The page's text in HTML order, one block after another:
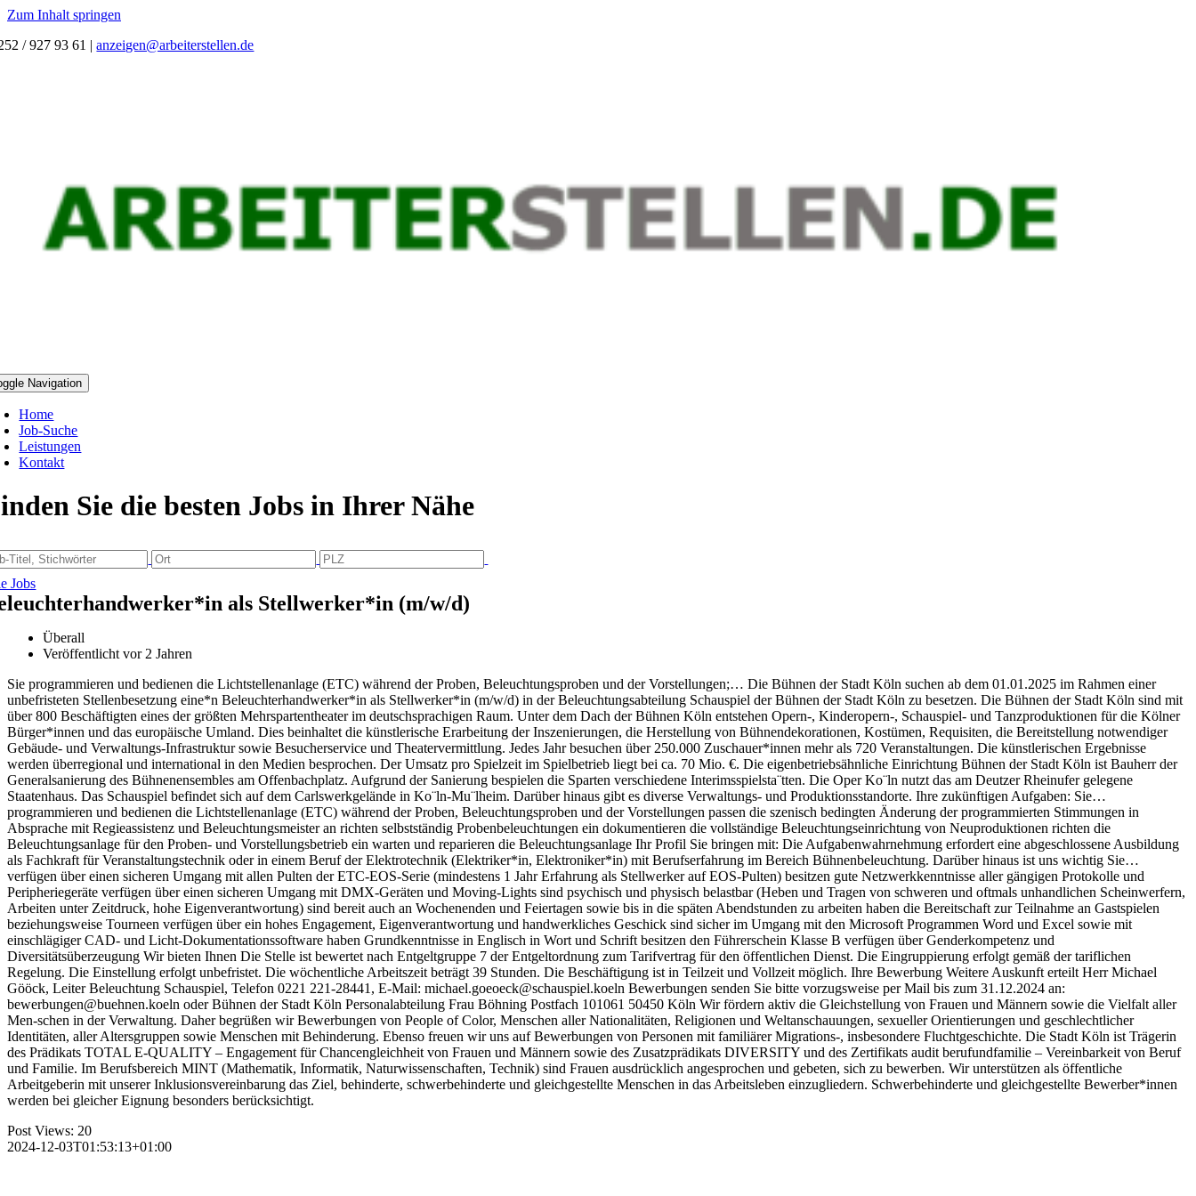
Zum Inhalt springen
/ 927 93 61 |anzeigen@arbeiterstellen.de
Navigation
Home
Job-Suche
Leistungen
Kontakt
Sie die besten Jobs in Ihrer Nähe
Jobs
als Stellwerker*in (m/w/d)
Überall
Veröffentlicht vor 2 Jahren
Sie programmieren und bedienen die Lichtstellenanlage (ETC) während der Proben, Beleuchtungsproben und der Vorstellungen;… Die Bühnen der Stadt Köln suchen ab dem 01.01.2025 im Rahmen einer
unbefristeten Stellenbesetzung eine*n Beleuchterhandwerker*in als Stellwerker*in (m/w/d) in der Beleuchtungsabteilung Schauspiel der Bühnen der Stadt Köln zu besetzen. Die Bühnen der Stadt Köln sind mit
über 800 Beschäftigten eines der größten Mehrspartentheater im deutschsprachigen Raum. Unter dem Dach der Bühnen Köln entstehen Opern-, Kinderopern-, Schauspiel- und Tanzproduktionen für die Kölner
Bürger*innen und das europäische Umland. Dies beinhaltet die künstlerische Erarbeitung der Inszenierungen, die Herstellung von Bühnendekorationen, Kostümen, Requisiten, die Bereitstellung notwendiger
Gebäude- und Verwaltungs-Infrastruktur sowie Besucherservice und Theatervermittlung. Jedes Jahr besuchen über 250.000 Zuschauer*innen mehr als 720 Veranstaltungen. Die künstlerischen Ergebnisse
werden überregional und international in den Medien besprochen. Der Umsatz pro Spielzeit im Spielbetrieb liegt bei ca. 70 Mio. €. Die eigenbetriebsähnliche Einrichtung Bühnen der Stadt Köln ist Bauherr der
Generalsanierung des Bühnenensembles am Offenbachplatz. Aufgrund der Sanierung bespielen die Sparten verschiedene Interimsspielsta¨tten. Die Oper Ko¨ln nutzt das am Deutzer Rheinufer gelegene
Staatenhaus. Das Schauspiel befindet sich auf dem Carlswerkgelände in Ko¨ln-Mu¨lheim. Darüber hinaus gibt es diverse Verwaltungs- und Produktionsstandorte. Ihre zukünftigen Aufgaben: Sie…
programmieren und bedienen die Lichtstellenanlage (ETC) während der Proben, Beleuchtungsproben und der Vorstellungen passen die szenisch bedingten Änderung der programmierten Stimmungen in
Absprache mit Regieassistenz und Beleuchtungsmeister an richten selbstständig Probenbeleuchtungen ein dokumentieren die vollständige Beleuchtungseinrichtung von Neuproduktionen richten die
Beleuchtungsanlage für den Proben- und Vorstellungsbetrieb ein warten und reparieren die Beleuchtungsanlage Ihr Profil Sie bringen mit: Die Aufgabenwahrnehmung erfordert eine abgeschlossene Ausbildung
als Fachkraft für Veranstaltungstechnik oder in einem Beruf der Elektrotechnik (Elektriker*in, Elektroniker*in) mit Berufserfahrung im Bereich Bühnenbeleuchtung. Darüber hinaus ist uns wichtig Sie…
verfügen über einen sicheren Umgang mit allen Pulten der ETC-EOS-Serie (mindestens 1 Jahr Erfahrung als Stellwerker auf EOS-Pulten) besitzen gute Netzwerkkenntnisse aller gängigen Protokolle und
Peripheriegeräte verfügen über einen sicheren Umgang mit DMX-Geräten und Moving-Lights sind psychisch und physisch belastbar (Heben und Tragen von schweren und oftmals unhandlichen Scheinwerfern,
Arbeiten unter Zeitdruck, hohe Eigenverantwortung) sind bereit auch an Wochenenden und Feiertagen sowie bis in die späten Abendstunden zu arbeiten haben die Bereitschaft zur Teilnahme an Gastspielen
beziehungsweise Tourneen verfügen über ein hohes Engagement, Eigenverantwortung und handwerkliches Geschick sind sicher im Umgang mit den Microsoft Programmen Word und Excel sowie mit
einschlägiger CAD- und Licht-Dokumentationssoftware haben Grundkenntnisse in Englisch in Wort und Schrift besitzen den Führerschein Klasse B verfügen über Genderkompetenz und
Diversitätsüberzeugung Wir bieten Ihnen Die Stelle ist bewertet nach Entgeltgruppe 7 der Entgeltordnung zum Tarifvertrag für den öffentlichen Dienst. Die Eingruppierung erfolgt gemäß der tariflichen
Regelung. Die Einstellung erfolgt unbefristet. Die wöchentliche Arbeitszeit beträgt 39 Stunden. Die Beschäftigung ist in Teilzeit und Vollzeit möglich. Ihre Bewerbung Weitere Auskunft erteilt Herr Michael
Gööck, Leiter Beleuchtung Schauspiel, Telefon 0221 221-28441, E-Mail: michael.goeoeck@schauspiel.koeln Bewerbungen senden Sie bitte vorzugsweise per Mail bis zum 31.12.2024 an:
bewerbungen@buehnen.koeln oder Bühnen der Stadt Köln Personalabteilung Frau Böhning Postfach 101061 50450 Köln Wir fördern aktiv die Gleichstellung von Frauen und Männern sowie die Vielfalt aller
Men-schen in der Verwaltung. Daher begrüßen wir Bewerbungen von People of Color, Menschen aller Nationalitäten, Religionen und Weltanschauungen, sexueller Orientierungen und geschlechtlicher
Identitäten, aller Altersgruppen sowie Menschen mit Behinderung. Ebenso freuen wir uns auf Bewerbungen von Personen mit familiärer Migrations-, insbesondere Fluchtgeschichte. Die Stadt Köln ist Trägerin
des Prädikats TOTAL E-QUALITY – Engagement für Chancengleichheit von Frauen und Männern sowie des Zusatzprädikats DIVERSITY und des Zertifikats audit berufundfamilie – Vereinbarkeit von Beruf
und Familie. Im Berufsbereich MINT (Mathematik, Informatik, Naturwissenschaften, Technik) sind Frauen ausdrücklich angesprochen und gebeten, sich zu bewerben. Wir unterstützen als öffentliche
Arbeitgeberin mit unserer Inklusionsvereinbarung das Ziel, behinderte, schwerbehinderte und gleichgestellte Menschen in das Arbeitsleben einzugliedern. Schwerbehinderte und gleichgestellte Bewerber*innen
werden bei gleicher Eignung besonders berücksichtigt.
Post Views: 20
2024-12-03T01:53:13+01:00